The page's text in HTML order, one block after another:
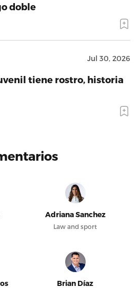
doble
Jul 30, 2026
tiene rostro, historia
Adriana Sanchez
Law and sport
Brian Díaz